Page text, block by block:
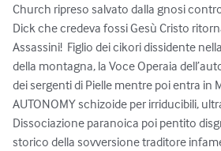
Church ripreso salvato dalla gnosi
Dick che credeva fossi Gesù Cristo
Assassini!  Figlio dei cikori dissidente
della montagna, la Voce Operaia
dei sergenti di Pielle mentre poi entra in
AUTONOMY schizoide per irriducibili,
Dissociazione paranoica poi pentito
storico della sovversione traditore